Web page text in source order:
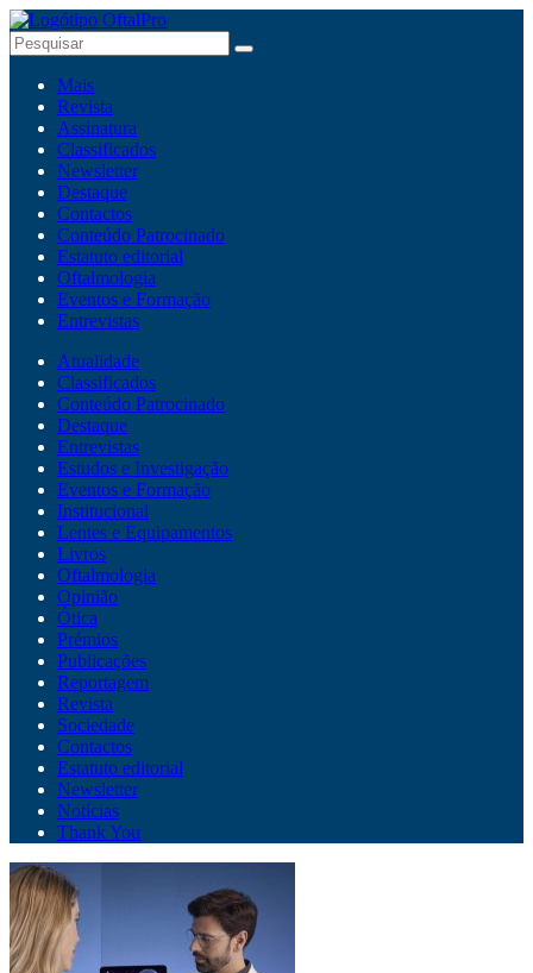
Mais
Revista
Assinatura
Classificados
Newsletter
Destaque
Contactos
Conteúdo Patrocinado
Estatuto editorial
Oftalmologia
Eventos e Formação
Entrevistas
Atualidade
Classificados
Conteúdo Patrocinado
Destaque
Entrevistas
Estudos e Investigação
Eventos e Formação
Institucional
Lentes e Equipamentos
Livros
Oftalmologia
Opinião
Ótica
Prémios
Publicações
Reportagem
Revista
Sociedade
Contactos
Estatuto editorial
Newsletter
Notícias
Thank You